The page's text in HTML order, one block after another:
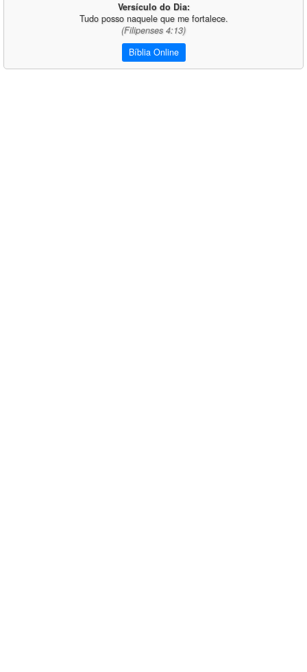
Versículo do Dia:
Tudo posso naquele que me fortalece.
(Filipenses 4:13)
Bíblia Online